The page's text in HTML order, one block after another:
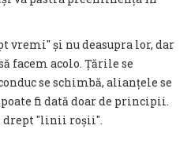
vremi″ și nu deasupra lor, dar
facem acolo. Țările se
se schimbă, alianțele se
fi dată doar de principii.
drept "linii roșii".